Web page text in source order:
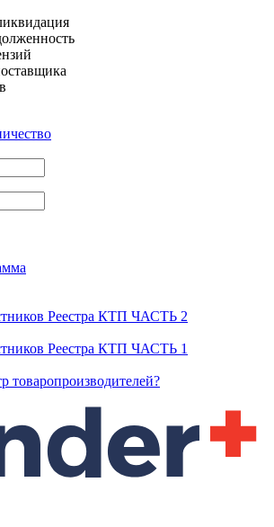
Реестра КТП ЧАСТЬ 2
Реестра КТП ЧАСТЬ 1
товаропроизводителей?